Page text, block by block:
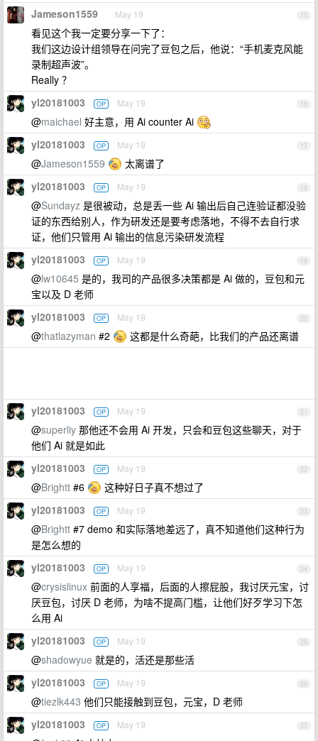
15
Jameson1559 May 19
看见这个我一定要分享一下了：
我们这边设计组领导在问完了豆包之后，他说：“手机麦克风能
录制超声波”。
Really ？
16
yl20181003 OP May 19
@maichael 好主意，用 Ai counter Ai
17
yl20181003 OP May 19
@Jameson1559 太离谱了
18
yl20181003 OP May 19
@Sundayz 是很被动，总是丢一些 Ai 输出后自己连验证都没验
证的东西给别人，作为研发还是要考虑落地，不得不去自行求
证，他们只管用 Ai 输出的信息污染研发流程
19
yl20181003 OP May 19
@lw10645 是的，我司的产品很多决策都是 Ai 做的，豆包和元
宝以及 D 老师
20
yl20181003 OP May 19
@thatlazyman #2 这都是什么奇葩，比我们的产品还离谱
21
yl20181003 OP May 19
@superliy 那他还不会用 Ai 开发，只会和豆包这些聊天，对于
他们 Ai 就是如此
22
yl20181003 OP May 19
@Brightt #6 这种好日子真不想过了
23
yl20181003 OP May 19
@Brightt #7 demo 和实际落地差远了，真不知道他们这种行为
是怎么想的
24
yl20181003 OP May 19
@crysislinux 前面的人享福，后面的人擦屁股，我讨厌元宝，讨
厌豆包，讨厌 D 老师，为啥不提高门槛，让他们好歹学习下怎
么用 Ai
25
yl20181003 OP May 19
@shadowyue 就是的，活还是那些活
26
yl20181003 OP May 19
@tiezlk443 他们只能接触到豆包，元宝，D 老师
27
yl20181003 OP May 19